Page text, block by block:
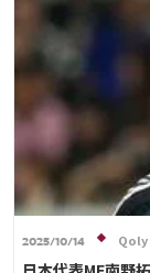
2025/10/14 Qoly